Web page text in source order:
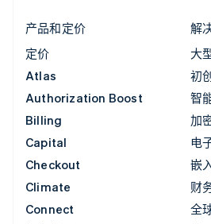
产品和定价
定价
Atlas
Authorization Boost
Billing
Capital
Checkout
Climate
Connect
解
大
初
智
加
电
嵌
财
全